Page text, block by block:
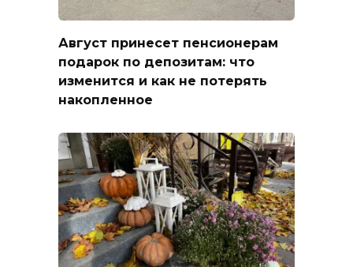
Август принесет пенсионерам
подарок по депозитам: что
изменится и как не потерять
накопленное